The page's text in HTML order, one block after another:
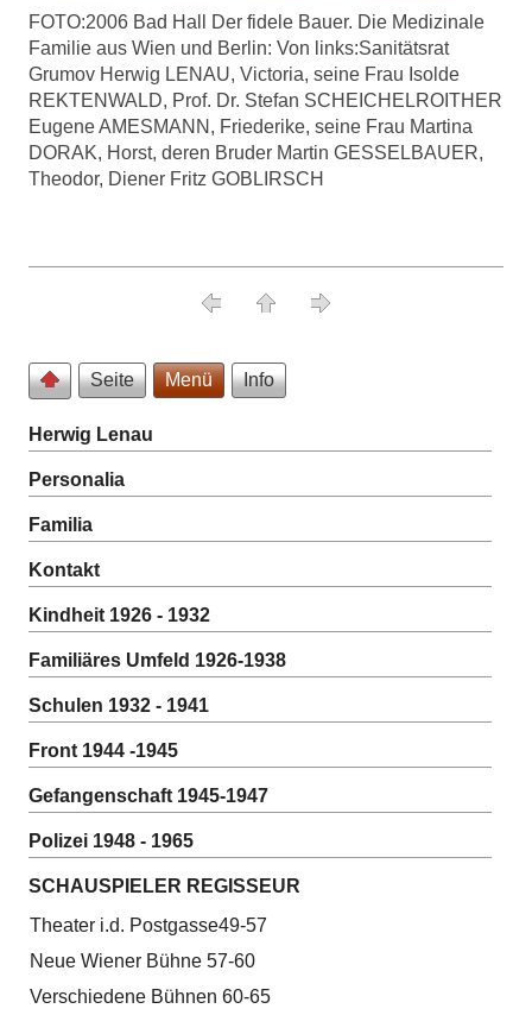
FOTO:2006 Bad Hall Der fidele Bauer. Die Medizinale
Familie aus Wien und Berlin: Von links:Sanitätsrat
Grumov Herwig LENAU, Victoria, seine Frau Isolde
REKTENWALD, Prof. Dr. Stefan SCHEICHELROITHER
Eugene AMESMANN, Friederike, seine Frau Martina
DORAK, Horst, deren Bruder Martin GESSELBAUER,
Theodor, Diener Fritz GOBLIRSCH
Seite Menü Info
Herwig Lenau
Personalia
Familia
Kontakt
Kindheit 1926 - 1932
Familiäres Umfeld 1926-1938
Schulen 1932 - 1941
Front 1944 -1945
Gefangenschaft 1945-1947
Polizei 1948 - 1965
SCHAUSPIELER REGISSEUR
Theater i.d. Postgasse49-57
Neue Wiener Bühne 57-60
Verschiedene Bühnen 60-65